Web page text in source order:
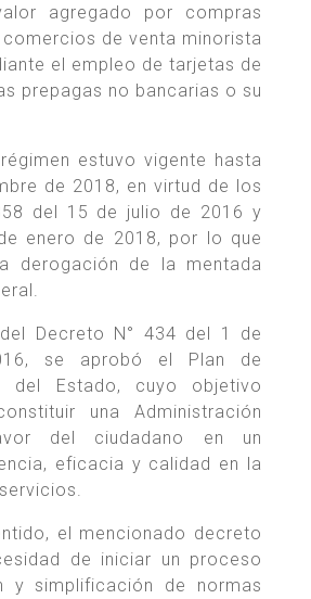
agregado por compras
de venta minorista
el empleo de tarjetas de
prepagas no bancarias o su
estuvo vigente hasta
de 2018, en virtud de los
del 15 de julio de 2016 y
enero de 2018, por lo que
derogación de la mentada
Decreto N° 434 del 1 de
se aprobó el Plan de
del Estado, cuyo objetivo
una Administración
del ciudadano en un
eficacia y calidad en la
el mencionado decreto
de iniciar un proceso
y simplificación de normas